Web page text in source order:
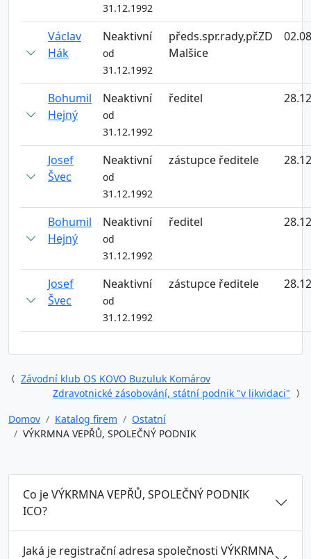
31.12.1992
Václav
Hák
Neaktivní
od
31.12.1992
předs.spr.rady,př.ZD
Malšice
Bohumil
Hejný
Neaktivní
od
31.12.1992
ředitel
Josef
Švec
Neaktivní
od
31.12.1992
zástupce ředitele
Bohumil
Hejný
Neaktivní
od
31.12.1992
ředitel
Josef
Švec
Neaktivní
od
31.12.1992
zástupce ředitele
Závodní klub OS KOVO Buzuluk Komárov
Zdravotnické zásobování, státní podnik "v likvidaci"
Domov
Katalog firem
Ostatní
VÝKRMNA VEPŘŮ, SPOLEČNÝ PODNIK
Co je VÝKRMNA VEPŘŮ, SPOLEČNÝ PODNIK
ICO?
Jaká je registrační adresa společnosti VÝKRMNA